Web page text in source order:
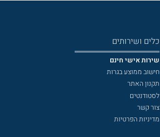
כלים ושירותים
שירות אישי חינם
חישוב ממוצע בגרות
תקנון האתר
לסטודנטים
צור קשר
מדיניות הפרטיות